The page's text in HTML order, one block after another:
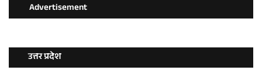
Advertisement
उत्तर प्रदेश